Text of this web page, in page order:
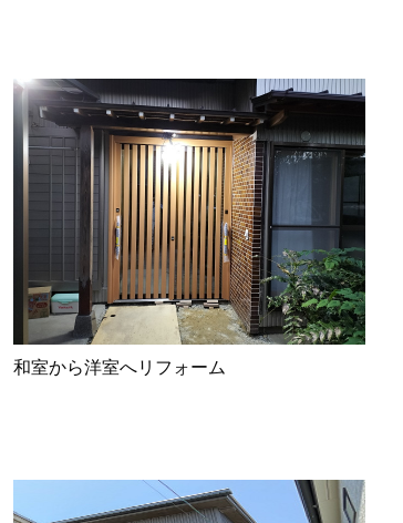
和室から洋室へリフォーム